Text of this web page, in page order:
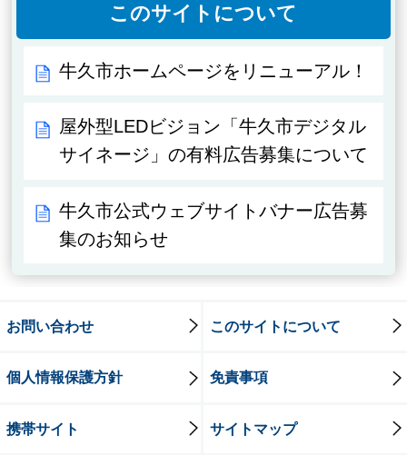
このサイトについて
牛久市ホームページをリニューアル！
屋外型LEDビジョン「牛久市デジタル
サイネージ」の有料広告募集について
牛久市公式ウェブサイトバナー広告募
集のお知らせ
お問い合わせ このサイトについて
個人情報保護方針 免責事項
携帯サイト サイトマップ